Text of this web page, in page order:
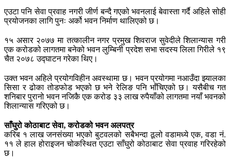
एउटा पनि सेवा प्रवाह नगरी जीर्ण बन्दै गएको भवनलाई बेवास्ता गर्दै अहिले सोही
प्रयोजनका लागि पुनः अर्को भवन निर्माण थालिएको छ।
१५ असार २०७७ मा तत्कालीन नगर प्रमुख शिवराज सुवेदीले शिलान्यास गरी
एक करोडको लागतमा बनेको भवन लुम्बिनी प्रदेश सभा सदस्य लिला गिरीले १९
चैत २०७८ उद्घाटन गरेका थिए।
उक्त भवन अहिले प्रयोगविहीन अवस्थामा छ। भवन प्रयोगमा नआउँदा झ्यालका
सिसा र ढोका तोडफोड भएको छ भने रेलिङ पनि भाँचिएको छ। यसैबीच गत
शनिबार पुरानो भवन नजिकै एक करोड ३३ लाख रुपैयाँको लागतमा नयाँ भवनको
शिलान्यास गरिएको छ।
साँघुरो कोठाबाट सेवा, करोडको भवन अलपत्र
करिब १ लाख जनसंख्या भएको बुटवलको सबैभन्दा ठूलो वडामध्ये एक, वडा नं.
११ ले हाल होराइजन चोकस्थित एउटा साँघुरो कोठाबाट सेवा प्रवाह गरिरहेको
छ।